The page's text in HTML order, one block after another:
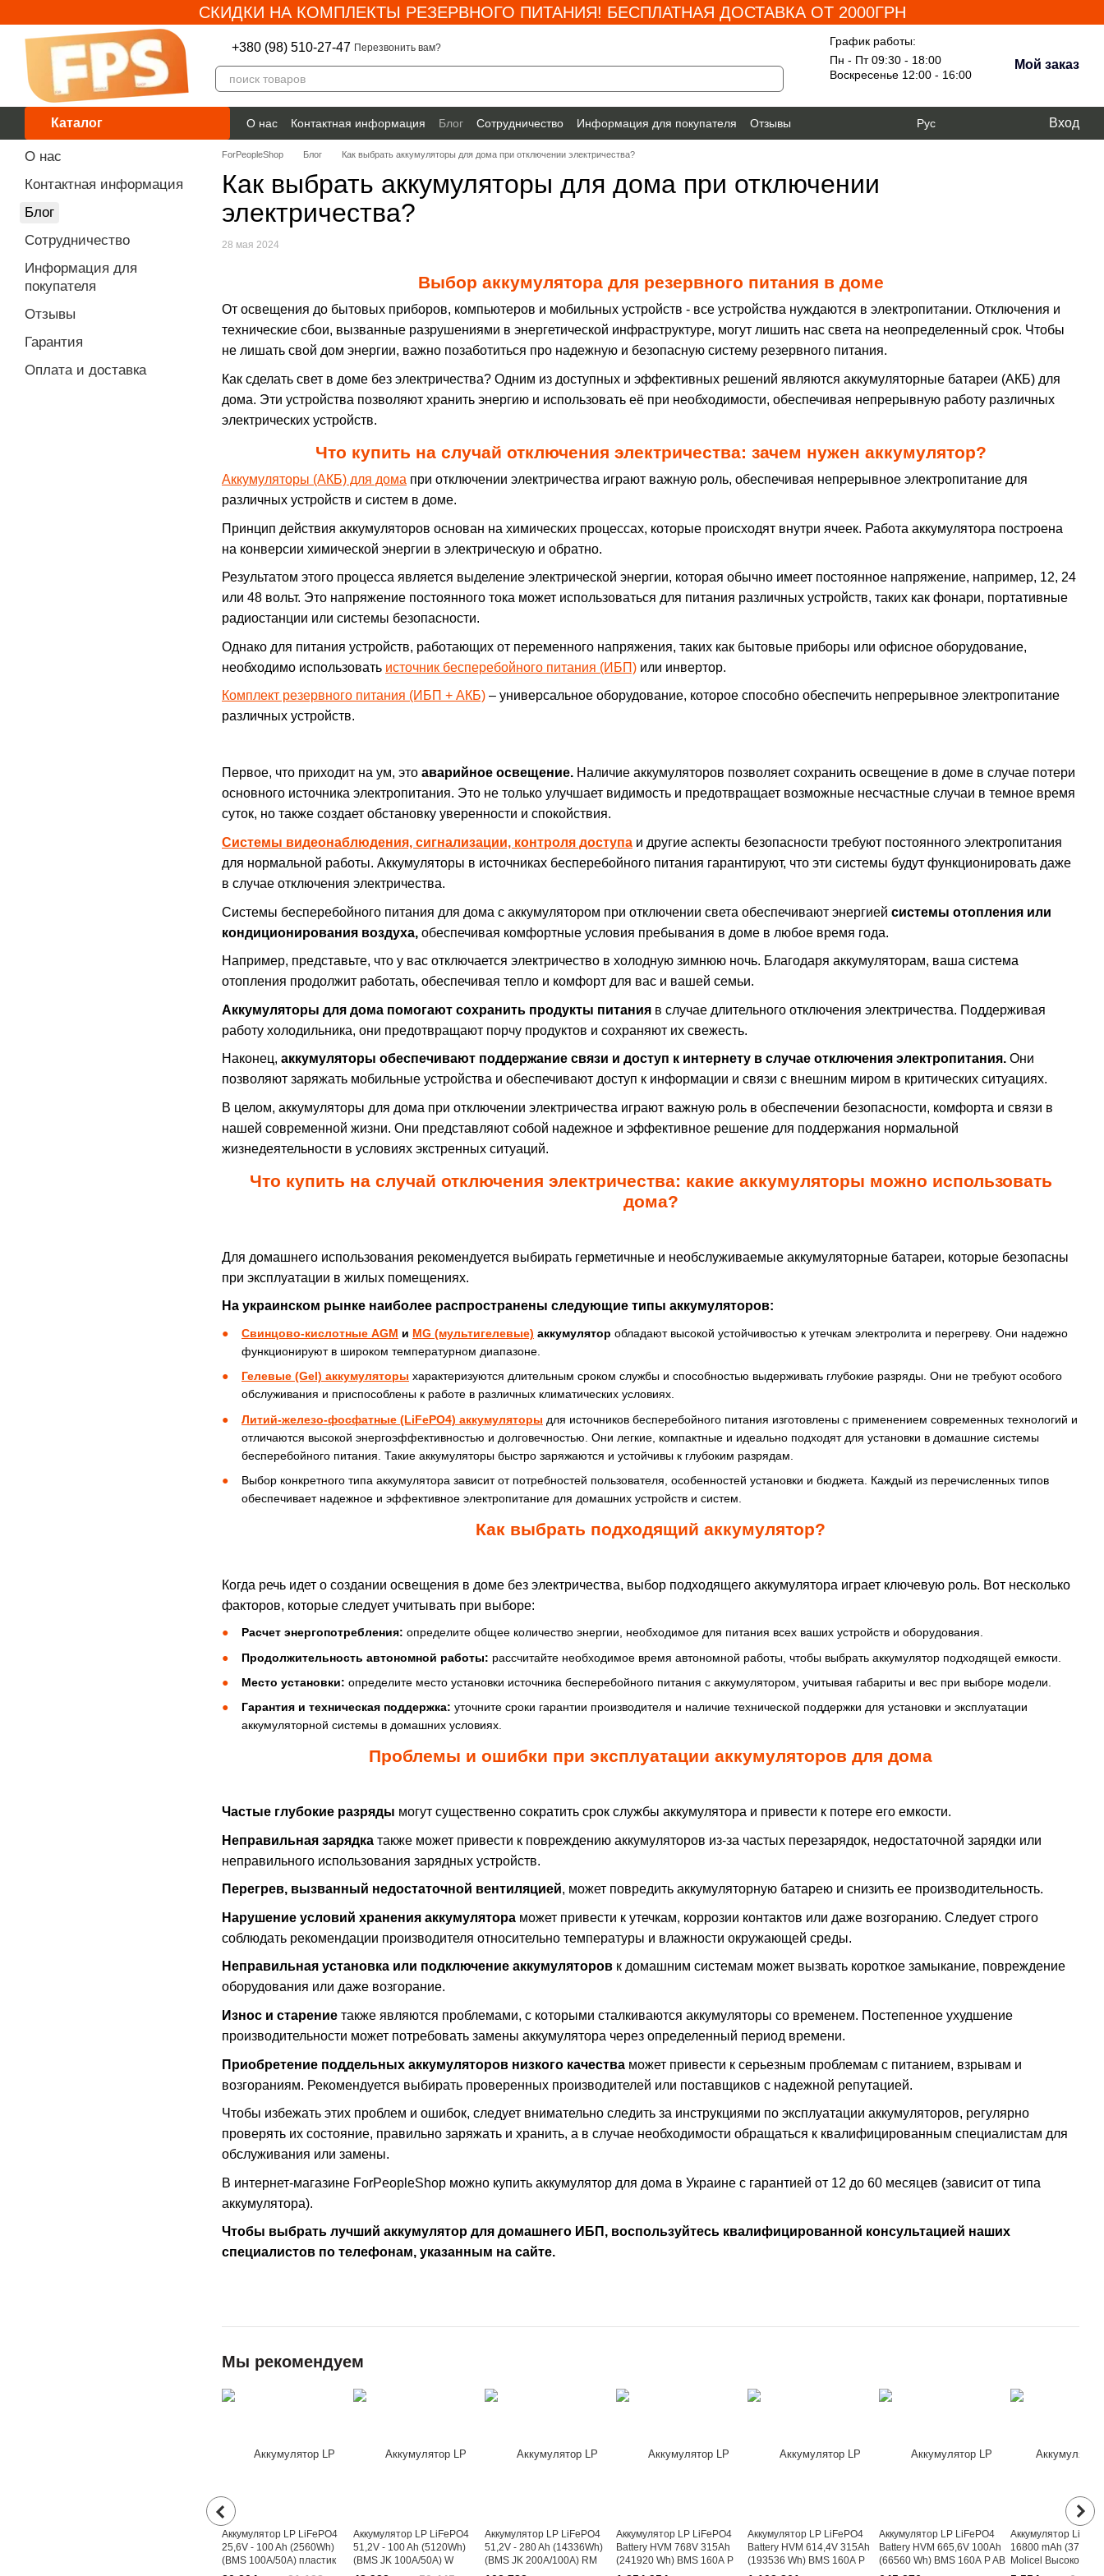
СКИДКИ НА КОМПЛЕКТЫ РЕЗЕРВНОГО ПИТАНИЯ! БЕСПЛАТНАЯ ДОСТАВКА ОТ 2000ГРН
+380 (98) 510-27-47 Перезвонить вам?
График работы:
Пн - Пт 09:30 - 18:00
Воскресенье 12:00 - 16:00
Мой заказ
Каталог О нас Контактная информация Блог Сотрудничество Информация для покупателя
Отзывы
Гарантия
Рус Вход
ForPeopleShop Блог Как выбрать аккумуляторы для дома при отключении электричества?
Как выбрать аккумуляторы для дома при отключении
электричества?
28 мая 2024
Выбор аккумулятора для резервного питания в доме
От освещения до бытовых приборов, компьютеров и мобильных устройств - все устройства нуждаются в электропитании. Отключения и
технические сбои, вызванные разрушениями в энергетической инфраструктуре, могут лишить нас света на неопределенный срок. Чтобы
не лишать свой дом энергии, важно позаботиться про надежную и безопасную систему резервного питания.
Как сделать свет в доме без электричества? Одним из доступных и эффективных решений являются аккумуляторные батареи (АКБ) для
дома. Эти устройства позволяют хранить энергию и использовать её при необходимости, обеспечивая непрерывную работу различных
электрических устройств.
Что купить на случай отключения электричества: зачем нужен аккумулятор?
Аккумуляторы (АКБ) для дома при отключении электричества играют важную роль, обеспечивая непрерывное электропитание для
различных устройств и систем в доме.
Принцип действия аккумуляторов основан на химических процессах, которые происходят внутри ячеек. Работа аккумулятора построена
на конверсии химической энергии в электрическую и обратно.
Результатом этого процесса является выделение электрической энергии, которая обычно имеет постоянное напряжение, например, 12, 24
или 48 вольт. Это напряжение постоянного тока может использоваться для питания различных устройств, таких как фонари, портативные
радиостанции или системы безопасности.
Однако для питания устройств, работающих от переменного напряжения, таких как бытовые приборы или офисное оборудование,
необходимо использовать источник бесперебойного питания (ИБП) или инвертор.
Комплект резервного питания (ИБП + АКБ) – универсальное оборудование, которое способно обеспечить непрерывное электропитание
различных устройств.
Первое, что приходит на ум, это аварийное освещение. Наличие аккумуляторов позволяет сохранить освещение в доме в случае потери
основного источника электропитания. Это не только улучшает видимость и предотвращает возможные несчастные случаи в темное время
суток, но также создает обстановку уверенности и спокойствия.
Системы видеонаблюдения, сигнализации, контроля доступа и другие аспекты безопасности требуют постоянного электропитания
для нормальной работы. Аккумуляторы в источниках бесперебойного питания гарантируют, что эти системы будут функционировать даже
в случае отключения электричества.
Системы бесперебойного питания для дома с аккумулятором при отключении света обеспечивают энергией системы отопления или
кондиционирования воздуха, обеспечивая комфортные условия пребывания в доме в любое время года.
Например, представьте, что у вас отключается электричество в холодную зимнюю ночь. Благодаря аккумуляторам, ваша система
отопления продолжит работать, обеспечивая тепло и комфорт для вас и вашей семьи.
Аккумуляторы для дома помогают сохранить продукты питания в случае длительного отключения электричества. Поддерживая
работу холодильника, они предотвращают порчу продуктов и сохраняют их свежесть.
Наконец, аккумуляторы обеспечивают поддержание связи и доступ к интернету в случае отключения электропитания. Они
позволяют заряжать мобильные устройства и обеспечивают доступ к информации и связи с внешним миром в критических ситуациях.
В целом, аккумуляторы для дома при отключении электричества играют важную роль в обеспечении безопасности, комфорта и связи в
нашей современной жизни. Они представляют собой надежное и эффективное решение для поддержания нормальной
жизнедеятельности в условиях экстренных ситуаций.
Что купить на случай отключения электричества: какие аккумуляторы можно использовать
дома?
Для домашнего использования рекомендуется выбирать герметичные и необслуживаемые аккумуляторные батареи, которые безопасны
при эксплуатации в жилых помещениях.
На украинском рынке наиболее распространены следующие типы аккумуляторов:
Свинцово-кислотные AGM и MG (мультигелевые) аккумулятор обладают высокой устойчивостью к утечкам электролита и перегреву. Они надежно
функционируют в широком температурном диапазоне.
Гелевые (Gel) аккумуляторы характеризуются длительным сроком службы и способностью выдерживать глубокие разряды. Они не требуют особого
обслуживания и приспособлены к работе в различных климатических условиях.
Литий-железо-фосфатные (LiFePO4) аккумуляторы для источников бесперебойного питания изготовлены с применением современных технологий и
отличаются высокой энергоэффективностью и долговечностью. Они легкие, компактные и идеально подходят для установки в домашние системы
бесперебойного питания. Такие аккумуляторы быстро заряжаются и устойчивы к глубоким разрядам.
Выбор конкретного типа аккумулятора зависит от потребностей пользователя, особенностей установки и бюджета. Каждый из перечисленных типов
обеспечивает надежное и эффективное электропитание для домашних устройств и систем.
Как выбрать подходящий аккумулятор?
Когда речь идет о создании освещения в доме без электричества, выбор подходящего аккумулятора играет ключевую роль. Вот несколько
факторов, которые следует учитывать при выборе:
Расчет энергопотребления: определите общее количество энергии, необходимое для питания всех ваших устройств и оборудования.
Продолжительность автономной работы: рассчитайте необходимое время автономной работы, чтобы выбрать аккумулятор подходящей емкости.
Место установки: определите место установки источника бесперебойного питания с аккумулятором, учитывая габариты и вес при выборе модели.
Гарантия и техническая поддержка: уточните сроки гарантии производителя и наличие технической поддержки для установки и эксплуатации
аккумуляторной системы в домашних условиях.
Проблемы и ошибки при эксплуатации аккумуляторов для дома
Частые глубокие разряды могут существенно сократить срок службы аккумулятора и привести к потере его емкости.
Неправильная зарядка также может привести к повреждению аккумуляторов из-за частых перезарядок, недостаточной зарядки или
неправильного использования зарядных устройств.
Перегрев, вызванный недостаточной вентиляцией, может повредить аккумуляторную батарею и снизить ее производительность.
Нарушение условий хранения аккумулятора может привести к утечкам, коррозии контактов или даже возгоранию. Следует строго
соблюдать рекомендации производителя относительно температуры и влажности окружающей среды.
Неправильная установка или подключение аккумуляторов к домашним системам может вызвать короткое замыкание, повреждение
оборудования или даже возгорание.
Износ и старение также являются проблемами, с которыми сталкиваются аккумуляторы со временем. Постепенное ухудшение
производительности может потребовать замены аккумулятора через определенный период времени.
Приобретение поддельных аккумуляторов низкого качества может привести к серьезным проблемам с питанием, взрывам и
возгораниям. Рекомендуется выбирать проверенных производителей или поставщиков с надежной репутацией.
Чтобы избежать этих проблем и ошибок, следует внимательно следить за инструкциями по эксплуатации аккумуляторов, регулярно
проверять их состояние, правильно заряжать и хранить, а в случае необходимости обращаться к квалифицированным специалистам для
обслуживания или замены.
В интернет-магазине ForPeopleShop можно купить аккумулятор для дома в Украине с гарантией от 12 до 60 месяцев (зависит от типа
аккумулятора).
Чтобы выбрать лучший аккумулятор для домашнего ИБП, воспользуйтесь квалифицированной консультацией наших
специалистов по телефонам, указанным на сайте.
Мы рекомендуем
Аккумулятор LP LiFePO4
25,6V - 100 Ah (2560Wh)
(BMS 100A/50А) пластик
Аккумулятор LP LiFePO4
51,2V - 100 Ah (5120Wh)
(BMS JK 100A/50А) W
Аккумулятор LP LiFePO4
51,2V - 280 Ah (14336Wh)
(BMS JK 200A/100А) RM
Аккумулятор LP LiFePO4
Battery HVM 768V 315Ah
(241920 Wh) BMS 160А P
Аккумулятор LP LiFePO4
Battery HVM 614,4V 315Ah
(193536 Wh) BMS 160А P
Аккумулятор LP LiFePO4
Battery HVM 665,6V 100Ah
(66560 Wh) BMS 160А P AB
Аккумулятор Li-ion
16800 mAh
Molicel
О нас
Контактная информация
Блог
Сотрудничество
Информация для
покупателя
Отзывы
Гарантия
Оплата и доставка